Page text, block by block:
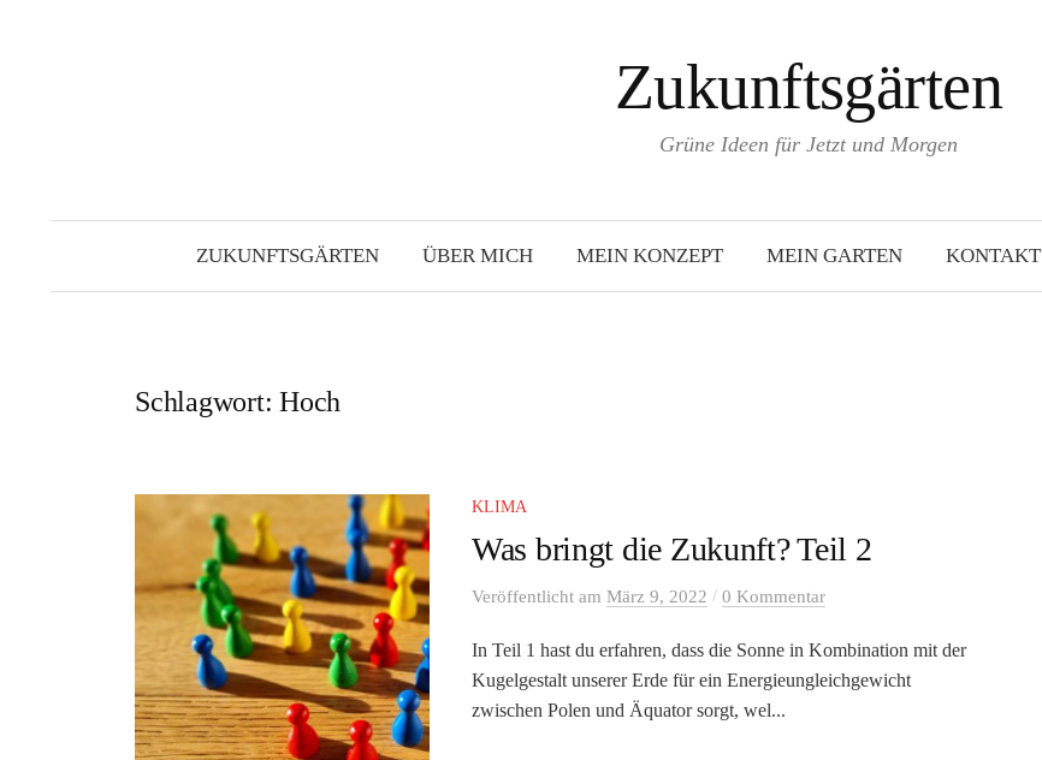
Zukunftsgärten
Grüne Ideen für Jetzt und Morgen
ZUKUNFTSGÄRTEN ÜBER MICH MEIN KONZEPT MEIN GARTEN KONTAKT
Schlagwort:Hoch
KLIMA
Was bringt die Zukunft? Teil 2
Veröffentlicht am März 9, 2022 / 0 Kommentar
In Teil 1 hast du erfahren, dass die Sonne in Kombination mit der
Kugelgestalt unserer Erde für ein Energieungleichgewicht
zwischen Polen und Äquator sorgt, wel...